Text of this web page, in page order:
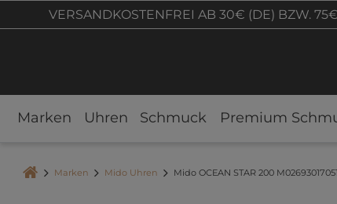
VERSANDKOSTENFREI AB 30€ (DE) BZW.
Marken Uhren Schmuck Premium
Marken Mido Uhren Mido OCEAN STAR 200